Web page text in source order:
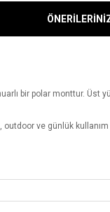
bir polar monttur. Üst
outdoor ve günlük